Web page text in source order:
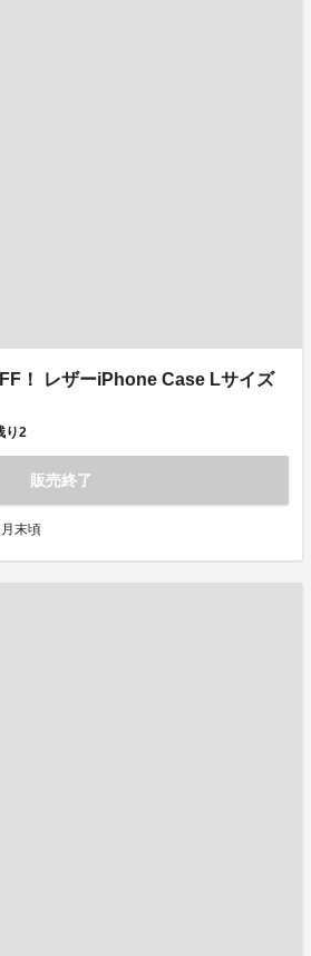
！ レザーiPhone Case Lサイズ
り2
販売終了
末頃